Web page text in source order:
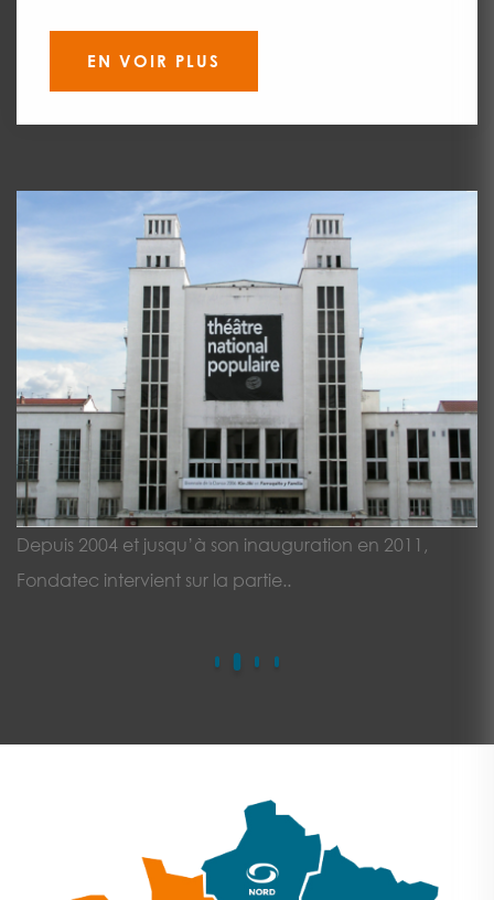
EN VOIR PLUS
TNP – VILLEURBANNE (69)
Depuis 2004 et jusqu’à son inauguration en 2011,
Fondatec intervient sur la partie..